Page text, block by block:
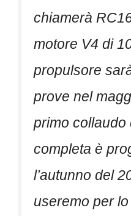
chiamerà
motore V4 di
propulsore
prove nel
primo collaudo
completa è
l’autunno del
useremo per